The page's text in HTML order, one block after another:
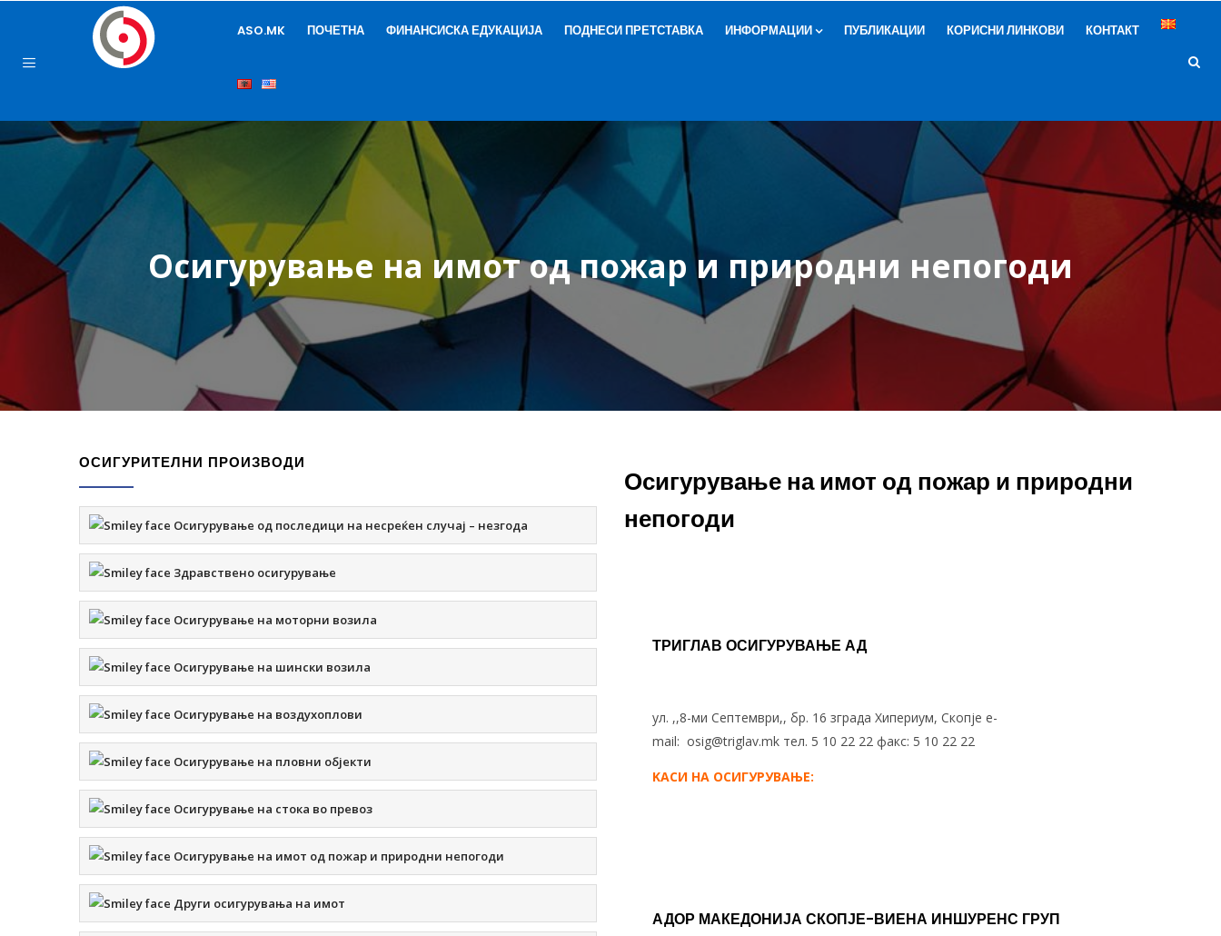
ASO.MK ПОЧЕТНА ФИНАНСИСКА ЕДУКАЦИЈА ПОДНЕСИ ПРЕТСТАВКА ИНФОРМАЦИИ ПУБЛИКАЦИИ КОРИСНИ ЛИНКОВИ КОНТАКТ
Осигурување на имот од пожар и природни непогоди
Осигурување на имот од пожар и природни
непогоди
ТРИГЛАВ ОСИГУРУВАЊЕ АД
ул. ,,8-ми Септември,, бр. 16 зграда Хипериум, Скопје e-
mail: osig@triglav.mk тел. 5 10 22 22 факс: 5 10 22 22
KАСИ НА ОСИГУРУВАЊЕ:
АДОР МАКЕДОНИЈА СКОПЈЕ-ВИЕНА ИНШУРЕНС ГРУП
ОСИГУРИТЕЛНИ ПРОИЗВОДИ
Осигурување од последици на несреќен случај – незгода
Здравствено осигурување
Осигурување на моторни возила
Осигурување на шински возила
Осигурување на воздухоплови
Осигурување на пловни објекти
Осигурување на стока во превоз
Осигурување на имот од пожар и природни непогоди
Други осигурувања на имот